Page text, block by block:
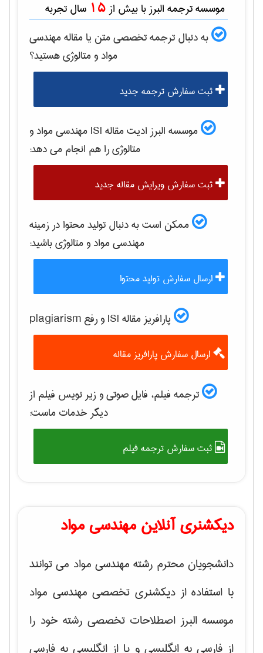
موسسه ترجمه البرز با بیش از 15 سال تجربه
به دنبال ترجمه تخصصی متن یا مقالهمهندسی
مواد و متالوژیهستید؟
ثبت سفارش ترجمه جدید
موسسه البرز ادیت مقاله ISI
مهندسی مواد و
متالوژیرا هم انجام می دهد:
ثبت سفارش ویرایش مقاله جدید
ممکن است به دنبال تولید محتوا در زمینه
مهندسی مواد و متالوژیباشید:
ارسال سفارش تولید محتوا
پارافریز مقاله ISI و رفع plagiarism
ارسال سفارش پارافریز مقاله
ترجمه فیلم، فایل صوتی و زیر نویس فیلم از
دیگر خدمات ماست:
ثبت سفارش ترجمه فیلم
دیکشنری آنلاین مهندسی مواد
دانشجویان محترم رشته مهندسی مواد می توانند
با استفاده از دیکشنری تخصصی مهندسی مواد
موسسه البرز اصطلاحات تخصصی رشته خود را
از فارسی به انگلیسی و یا از انگلیسی به فارسی